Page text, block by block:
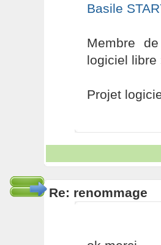
Basile
Membre
logiciel libre
Projet
Re: renommage